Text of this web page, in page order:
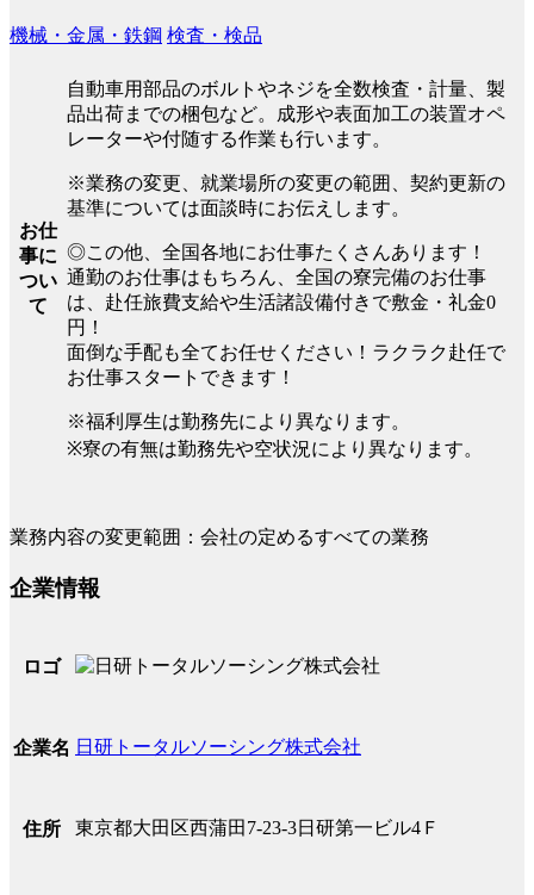
機械・金属・鉄鋼 検査・検品
お仕
事に
つい
て
自動車用部品のボルトやネジを全数検査・計量、製
品出荷までの梱包など。成形や表面加工の装置オペ
レーターや付随する作業も行います。
※業務の変更、就業場所の変更の範囲、契約更新の
基準については面談時にお伝えします。
◎この他、全国各地にお仕事たくさんあります！
通勤のお仕事はもちろん、全国の寮完備のお仕事
は、赴任旅費支給や生活諸設備付きで敷金・礼金0
円！
面倒な手配も全てお任せください！ラクラク赴任で
お仕事スタートできます！
※福利厚生は勤務先により異なります。
※寮の有無は勤務先や空状況により異なります。
業務内容の変更範囲：会社の定めるすべての業務
企業情報
ロゴ
企業名 日研トータルソーシング株式会社
住所 東京都大田区西蒲田7-23-3日研第一ビル4Ｆ